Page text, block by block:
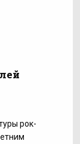
рок-